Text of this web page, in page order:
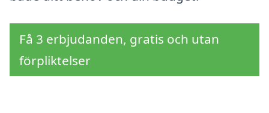
Få 3 erbjudanden, gratis och utan
förpliktelser